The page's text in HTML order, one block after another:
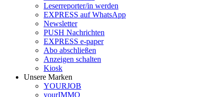
Leserreporter/in werden
EXPRESS auf WhatsApp
Newsletter
PUSH Nachrichten
EXPRESS e-paper
Abo abschließen
Anzeigen schalten
Kiosk
Unsere Marken
YOURJOB
yourIMMO